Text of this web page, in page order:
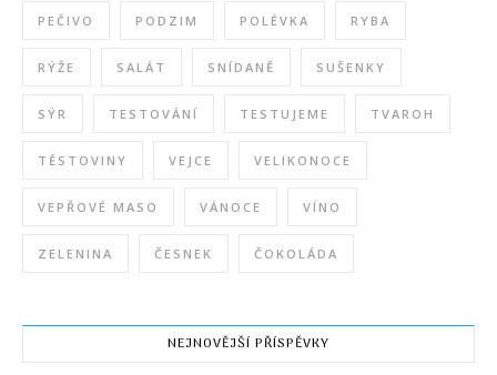
PEČIVO PODZIM POLÉVKA RYBA
RÝŽE SALÁT SNÍDANĚ SUŠENKY
SÝR TESTOVÁNÍ TESTUJEME TVAROH
TĚSTOVINY VEJCE VELIKONOCE
VEPŘOVÉ MASO VÁNOCE VÍNO
ZELENINA ČESNEK ČOKOLÁDA
NEJNOVĚJŠÍ PŘÍSPĚVKY